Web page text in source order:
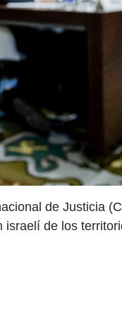
de Justicia
de los